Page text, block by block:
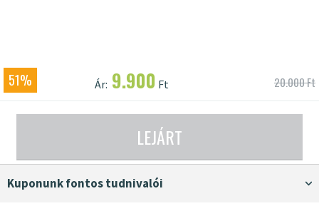
51% Ár: 9.900 Ft 20.000 Ft
LEJÁRT
Kuponunk fontos tudnivalói